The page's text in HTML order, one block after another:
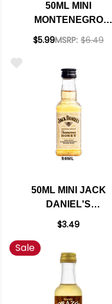
50ML MINI
MONTENEGRO
AMARO DIGESTIVE
$5.99MSRP: $6.49
50ML MINI JACK
DANIEL'S
TENNESSEE HONEY
$3.49
Sale